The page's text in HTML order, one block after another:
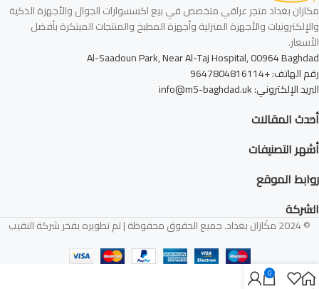
مكازان بغداد متجر عراقي متخصص في بيع اكسسوارات الجوال والأجهزة الذكية
والإلكترونيات والأجهزة المنزلية وأجهزة المطبخ والمنتجات المبتكرة بأفضل
الأسعار.
Al-Saadoun Park, Near Al-Taj Hospital, 00964 Baghdad
رقم الهاتف: +9647804816114
البريد الإلكتروني: info@m5-baghdad.uk
أحدث المقالات
أشهر التصنيفات
روابط الموقع
الشركة
© 2024 مكَازان بغداد. جميع الحقوق محفوظة | تم تطويره بفخر شركة النقيب
0